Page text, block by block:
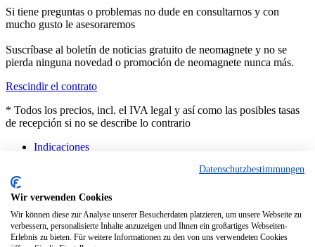
Si tiene preguntas o problemas no dude en consultarnos y con
mucho gusto le asesoraremos
Suscríbase al boletín de noticias gratuito de neomagnete y no se
pierda ninguna novedad o promoción de neomagnete nunca más.
Rescindir el contrato
* Todos los precios, incl. el IVA legal y así como las posibles tasas
de recepción si no se describe lo contrario
Indicaciones
Características técnicas
FAQ
Dificultades actuales en las entregas
Datenschutzbestimmungen
Wir verwenden Cookies
Wir können diese zur Analyse unserer Besucherdaten platzieren, um unsere Webseite zu
verbessern, personalisierte Inhalte anzuzeigen und Ihnen ein großartiges Webseiten-
Erlebnis zu bieten. Für weitere Informationen zu den von uns verwendeten Cookies